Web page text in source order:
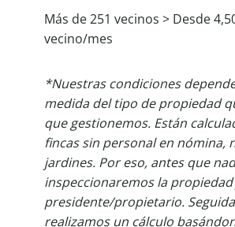
Más de 251 vecinos > Desde
vecino/mes
*Nuestras condiciones
medida del tipo de propiedad
que gestionemos. Están
fincas sin personal en nómina,
jardines. Por eso, antes que
inspeccionaremos la
presidente/propietario.
realizamos un cálculo